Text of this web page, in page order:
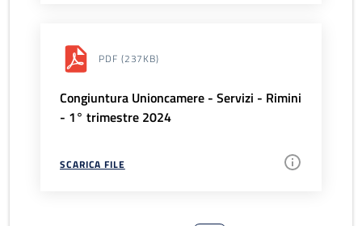
PDF (237KB)
Congiuntura Unioncamere - Servizi - Rimini
- 1° trimestre 2024
SCARICA FILE